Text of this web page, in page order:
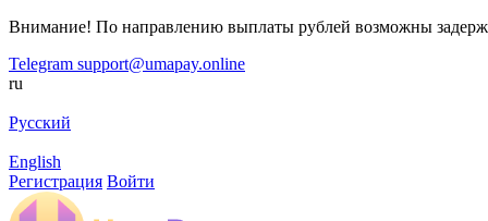
Внимание! По направлению выплаты рублей возможны
Telegram support@umapay.online
ru
Русский
English
Регистрация Войти